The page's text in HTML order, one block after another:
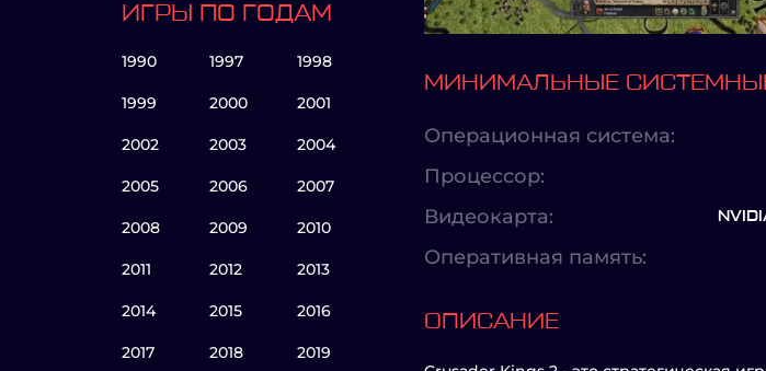
ИГРЫ ПО ГОДАМ
1990 1997 1998
1999 2000 2001
2002 2003 2004
2005 2006 2007
2008 2009 2010
2011 2012 2013
2014 2015 2016
2017 2018 2019
МИНИМАЛЬНЫЕ
Операционная система:
Процессор:
Видеокарта:
Оперативная память:
ОПИСАНИЕ